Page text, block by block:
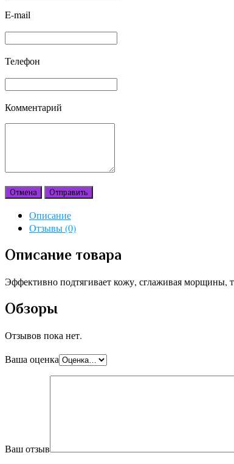
E-mail
Телефон
Комментарий
Отмена Отправить
Описание
Отзывы (0)
Описание товара
Эффективно подтягивает кожу, сглаживая морщины,
Обзоры
Отзывов пока нет.
Ваша оценка
Ваш отзыв